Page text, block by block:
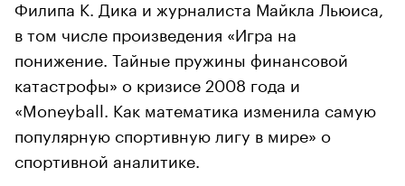
Филипа К. Дика и журналиста Майкла Льюиса,
в том числе произведения «Игра на
понижение. Тайные пружины финансовой
катастрофы» о кризисе 2008 года и
«Moneyball. Как математика изменила самую
популярную спортивную лигу в мире» о
спортивной аналитике.